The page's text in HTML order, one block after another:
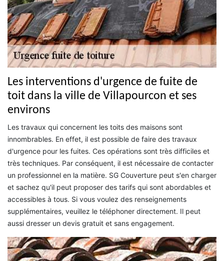
Les interventions d'urgence de fuite de
toit dans la ville de Villapourcon et ses
environs
Les travaux qui concernent les toits des maisons sont
innombrables. En effet, il est possible de faire des travaux
d'urgence pour les fuites. Ces opérations sont très difficiles et
très techniques. Par conséquent, il est nécessaire de contacter
un professionnel en la matière. SG Couverture peut s'en charger
et sachez qu'il peut proposer des tarifs qui sont abordables et
accessibles à tous. Si vous voulez des renseignements
supplémentaires, veuillez le téléphoner directement. Il peut
aussi dresser un devis gratuit et sans engagement.